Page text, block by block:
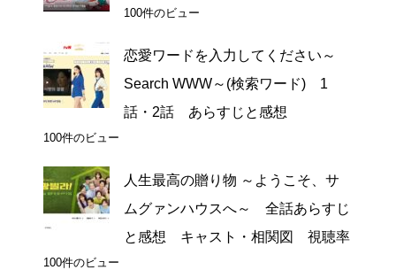
100件のビュー
恋愛ワードを入力してください～
Search WWW～(検索ワード) 1
話・2話 あらすじと感想
100件のビュー
人生最高の贈り物 ～ようこそ、サ
ムグァンハウスへ～ 全話あらすじ
と感想 キャスト・相関図 視聴率
100件のビュー